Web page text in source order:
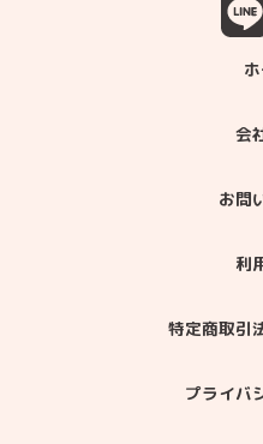
会
お問
利
特定商取引
プライバ